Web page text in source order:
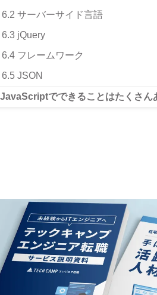
6.2 サーバーサイド言語
6.3 jQuery
6.4 フレームワーク
6.5 JSON
JavaScriptでできることはたくさん